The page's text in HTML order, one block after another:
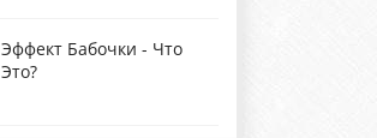
Эффект Бабочки - Что
Это?